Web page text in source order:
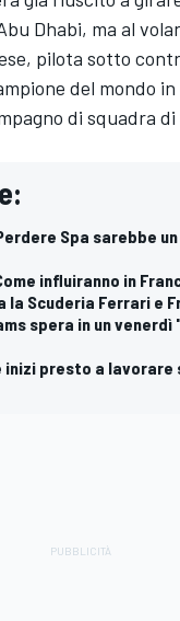
Dhabi, ma al
pilota sotto
del mondo
di squadra di
Spa sarebbe
influiranno in
la Scuderia Ferrari e
spera in un
inizi presto a